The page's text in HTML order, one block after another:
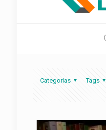
Categorias Tags